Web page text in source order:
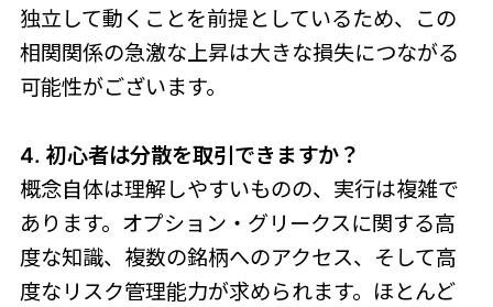
独立して動くことを前提としているため、この
相関関係の急激な上昇は大きな損失につながる
可能性がございます。
4. 初心者は分散を取引できますか？
概念自体は理解しやすいものの、実行は複雑で
あります。オプション・グリークスに関する高
度な知識、複数の銘柄へのアクセス、そして高
度なリスク管理能力が求められます。ほとんど